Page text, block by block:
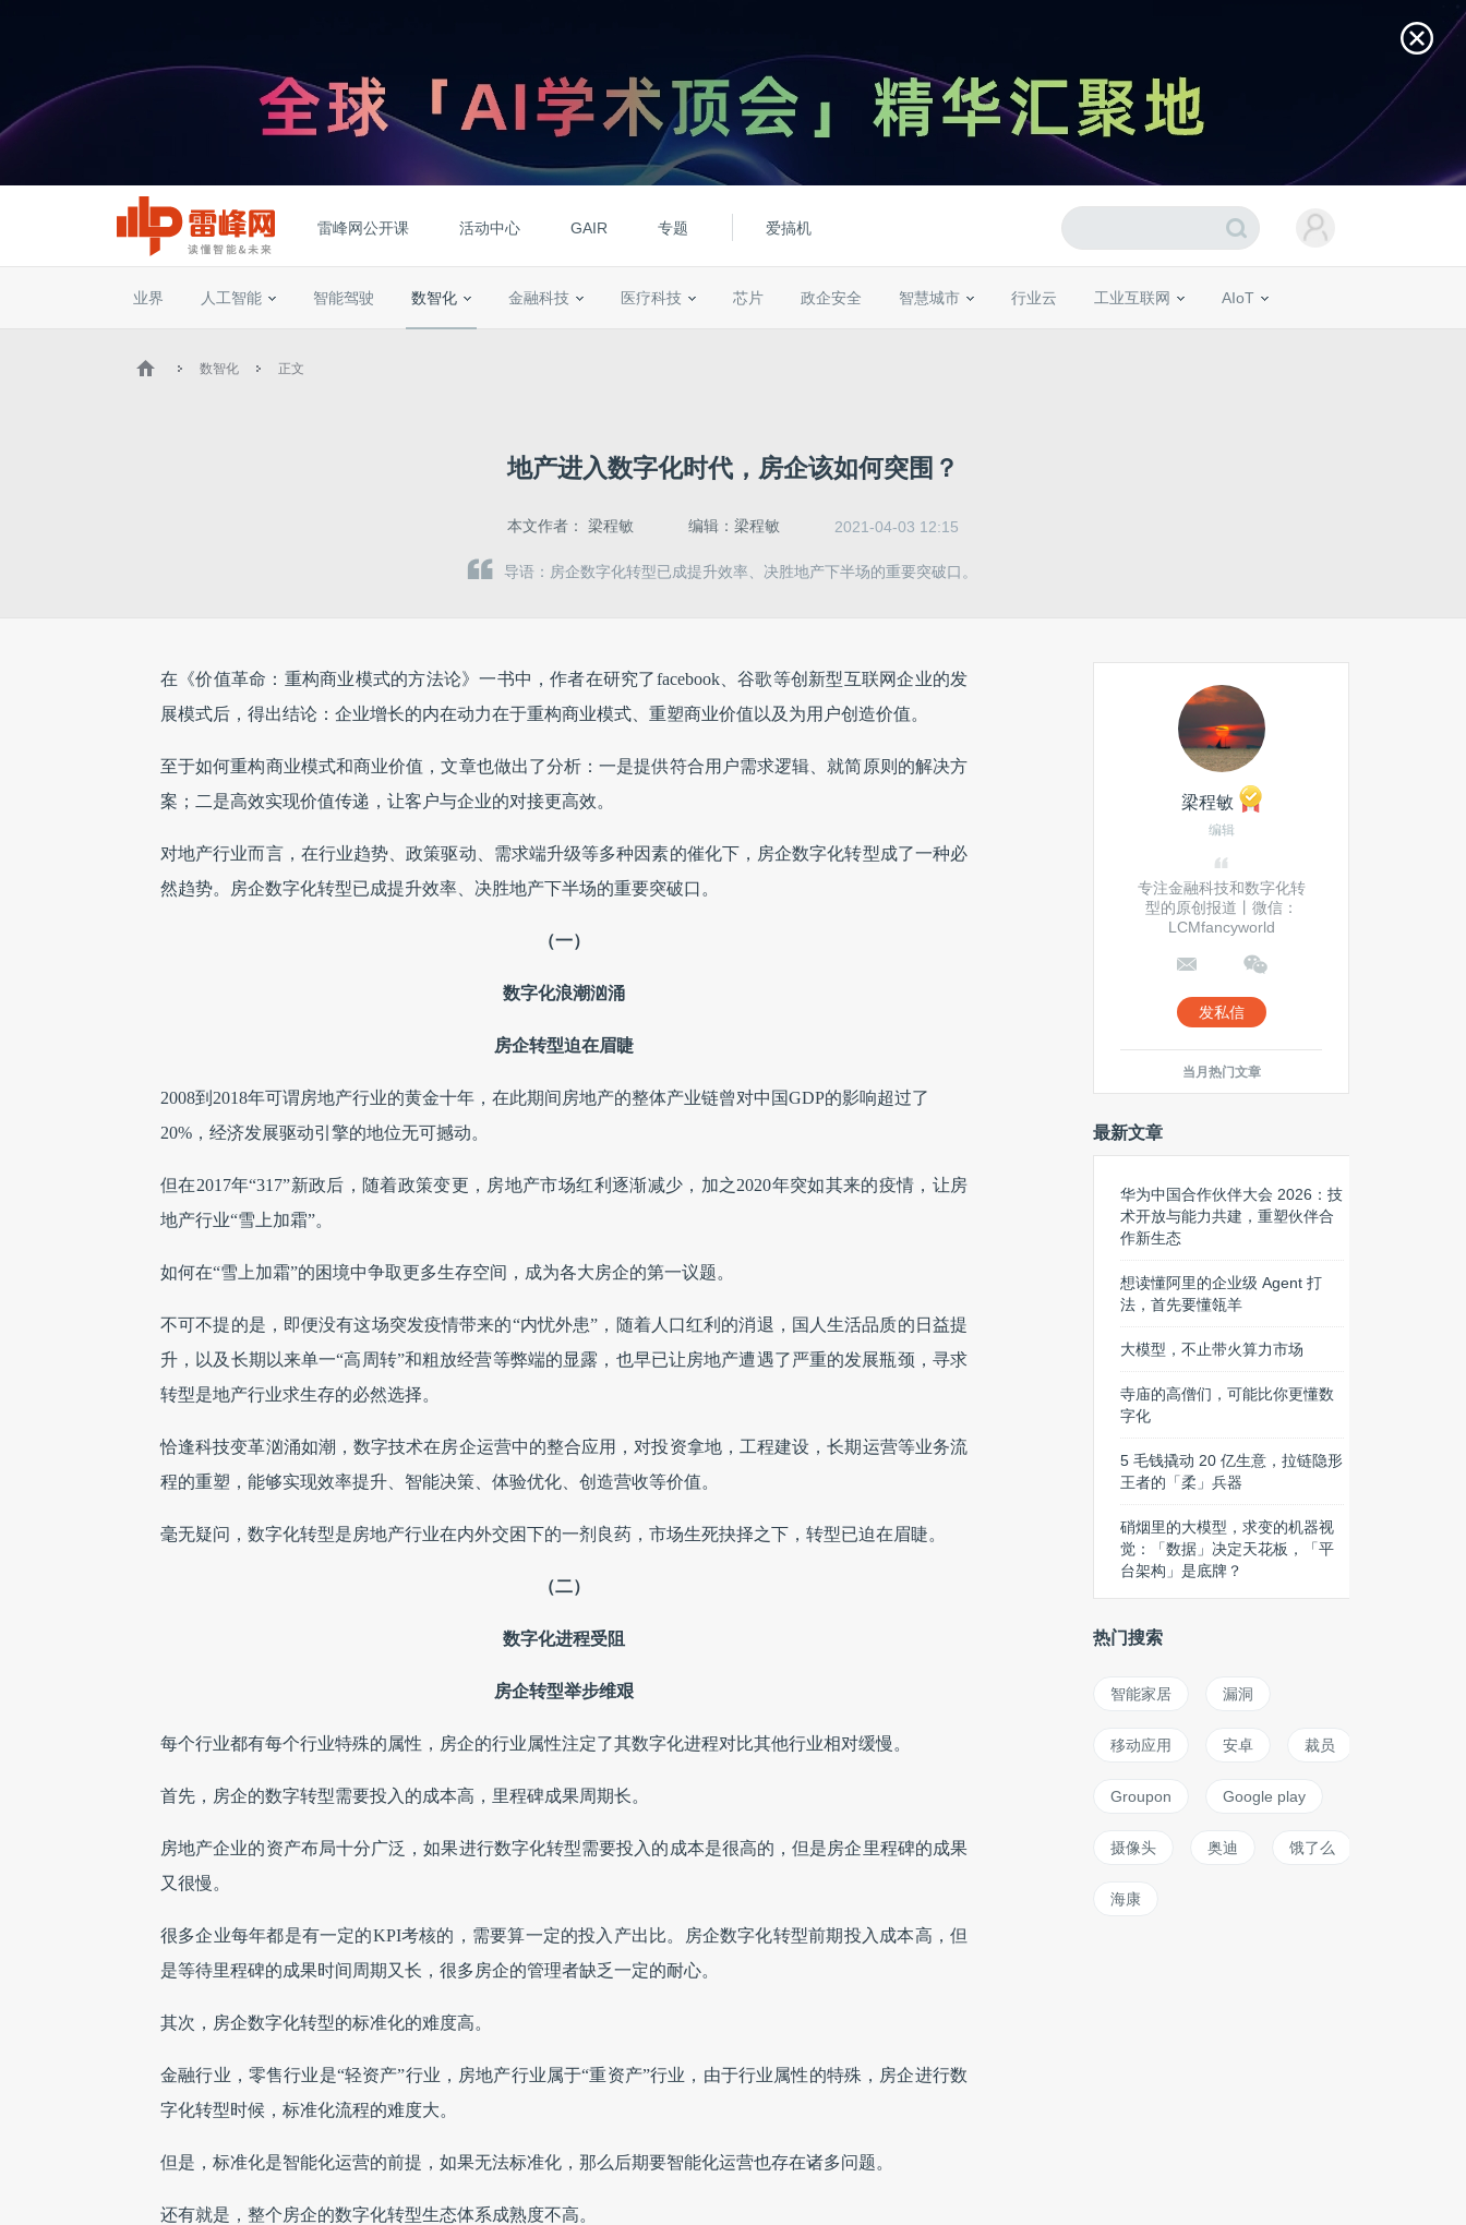
雷峰网公开课 活动中心 GAIR 专题 爱搞机
业界 人工智能 智能驾驶 数智化 金融科技 医疗科技 芯片 政企安全 智慧城市 行业云 工业互联网 AIoT
数智化 正文
地产进入数字化时代，房企该如何突围？
本文作者： 梁程敏 编辑： 梁程敏 2021-04-03 12:15
导语：房企数字化转型已成提升效率、决胜地产下半场的重要突破口。
在《价值革命：重构商业模式的方法论》一书中，作者在研究了facebook、谷歌等创新型互联网企业的发
展模式后，得出结论：企业增长的内在动力在于重构商业模式、重塑商业价值以及为用户创造价值。
至于如何重构商业模式和商业价值，文章也做出了分析：一是提供符合用户需求逻辑、就简原则的解决方
案；二是高效实现价值传递，让客户与企业的对接更高效。
对地产行业而言，在行业趋势、政策驱动、需求端升级等多种因素的催化下，房企数字化转型成了一种必
然趋势。房企数字化转型已成提升效率、决胜地产下半场的重要突破口。
（一）
数字化浪潮汹涌
房企转型迫在眉睫
2008到2018年可谓房地产行业的黄金十年，在此期间房地产的整体产业链曾对中国GDP的影响超过了
20%，经济发展驱动引擎的地位无可撼动。
但在2017年“317”新政后，随着政策变更，房地产市场红利逐渐减少，加之2020年突如其来的疫情，让房
地产行业“雪上加霜”。
如何在“雪上加霜”的困境中争取更多生存空间，成为各大房企的第一议题。
不可不提的是，即便没有这场突发疫情带来的“内忧外患”，随着人口红利的消退，国人生活品质的日益提
升，以及长期以来单一“高周转”和粗放经营等弊端的显露，也早已让房地产遭遇了严重的发展瓶颈，寻求
转型是地产行业求生存的必然选择。
恰逢科技变革汹涌如潮，数字技术在房企运营中的整合应用，对投资拿地，工程建设，长期运营等业务流
程的重塑，能够实现效率提升、智能决策、体验优化、创造营收等价值。
毫无疑问，数字化转型是房地产行业在内外交困下的一剂良药，市场生死抉择之下，转型已迫在眉睫。
（二）
数字化进程受阻
房企转型举步维艰
每个行业都有每个行业特殊的属性，房企的行业属性注定了其数字化进程对比其他行业相对缓慢。
首先，房企的数字转型需要投入的成本高，里程碑成果周期长。
房地产企业的资产布局十分广泛，如果进行数字化转型需要投入的成本是很高的，但是房企里程碑的成果
又很慢。
很多企业每年都是有一定的KPI考核的，需要算一定的投入产出比。房企数字化转型前期投入成本高，但
是等待里程碑的成果时间周期又长，很多房企的管理者缺乏一定的耐心。
其次，房企数字化转型的标准化的难度高。
金融行业，零售行业是“轻资产”行业，房地产行业属于“重资产”行业，由于行业属性的特殊，房企进行数
字化转型时候，标准化流程的难度大。
但是，标准化是智能化运营的前提，如果无法标准化，那么后期要智能化运营也存在诸多问题。
还有就是，整个房企的数字化转型生态体系成熟度不高。
梁程敏
编辑
专注金融科技和数字化转
型的原创报道丨微信：
LCMfancyworld
发私信
当月热门文章
最新文章
华为中国合作伙伴大会 2026：技
术开放与能力共建，重塑伙伴合
作新生态
想读懂阿里的企业级 Agent 打
法，首先要懂瓴羊
大模型，不止带火算力市场
寺庙的高僧们，可能比你更懂数
字化
5 毛钱撬动 20 亿生意，拉链隐形
王者的「柔」兵器
硝烟里的大模型，求变的机器视
觉：「数据」决定天花板，「平
台架构」是底牌？
热门搜索
智能家居 漏洞
移动应用 安卓 裁员
Groupon Google play
摄像头 奥迪 饿了么
海康